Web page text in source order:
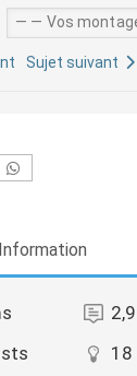
Sujet suivant
18